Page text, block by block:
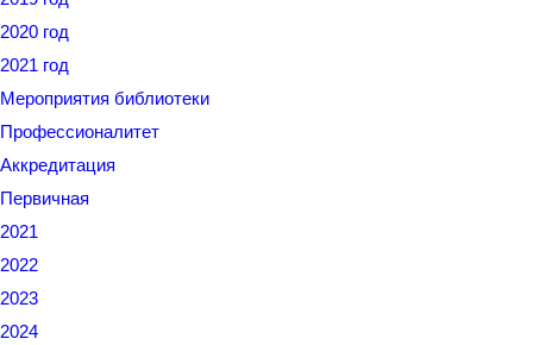
2020 год
2021 год
Мероприятия библиотеки
Профессионалитет
Аккредитация
Первичная
2021
2022
2023
2024